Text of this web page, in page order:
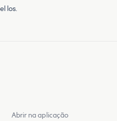
los.
Abrir na aplicação